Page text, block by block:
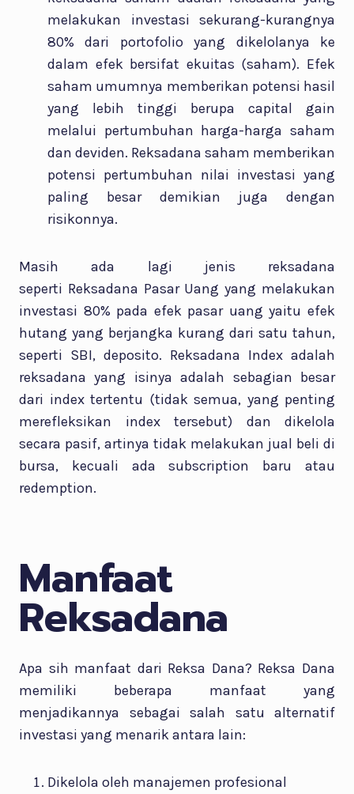
melakukan investasi sekurang-kurangnya
80% dari portofolio yang dikelolanya ke
dalam efek bersifat ekuitas (saham). Efek
saham umumnya memberikan potensi hasil
yang lebih tinggi berupa capital gain
melalui pertumbuhan harga-harga saham
dan deviden. Reksadana saham memberikan
potensi pertumbuhan nilai investasi yang
paling besar demikian juga dengan
risikonnya.
Masih ada lagi jenis reksadana
seperti Reksadana Pasar Uang yang melakukan
investasi 80% pada efek pasar uang yaitu efek
hutang yang berjangka kurang dari satu tahun,
seperti SBI, deposito. Reksadana Index adalah
reksadana yang isinya adalah sebagian besar
dari index tertentu (tidak semua, yang penting
merefleksikan index tersebut) dan dikelola
secara pasif, artinya tidak melakukan jual beli di
bursa, kecuali ada subscription baru atau
redemption.
Manfaat
Reksadana
Apa sih manfaat dari Reksa Dana? Reksa Dana
memiliki beberapa manfaat yang
menjadikannya sebagai salah satu alternatif
investasi yang menarik antara lain:
Dikelola oleh manajemen profesional